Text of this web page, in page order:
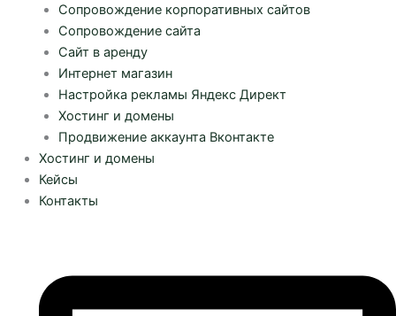
Сопровождение корпоративных сайтов
Сопровождение сайта
Сайт в аренду
Интернет магазин
Настройка рекламы Яндекс Директ
Хостинг и домены
Продвижение аккаунта Вконтакте
Хостинг и домены
Кейсы
Контакты